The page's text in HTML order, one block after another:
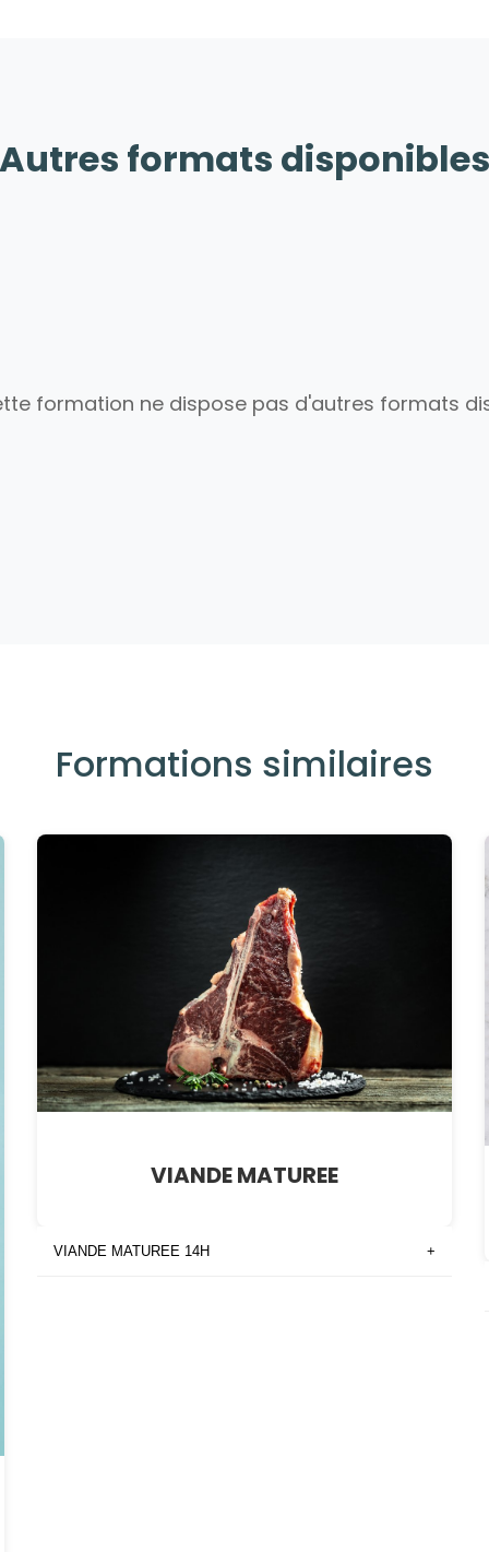
Autres formats disponibles
formation ne dispose pas d'autres formats
Formations similaires
VIANDE MATUREE
VIANDE MATUREE 14H +